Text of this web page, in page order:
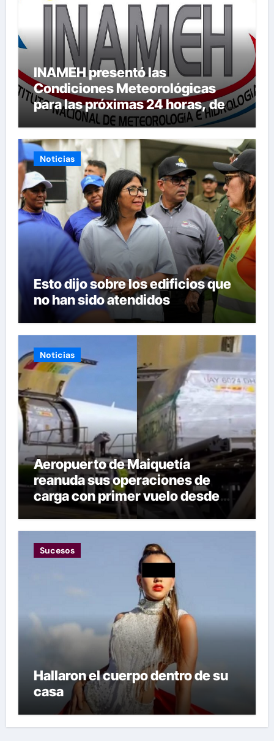
INAMEH presentó las
Condiciones Meteorológicas
para las próximas 24 horas, de
este jueves 6 de agosto 2026
Noticias
Esto dijo sobre los edificios que
no han sido atendidos
Noticias
Aeropuerto de Maiquetía
reanuda sus operaciones de
carga con primer vuelo desde
Panamá
Sucesos
Hallaron el cuerpo dentro de su
casa